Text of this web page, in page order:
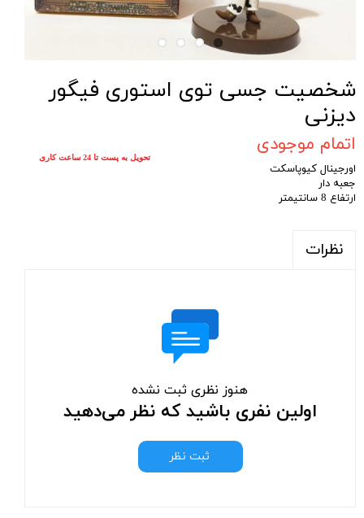
شخصیت جسی توی استوری فیگور
دیزنی
اتمام موجودی
اورجینال کیوپاسکت
جعبه دار
ارتفاع 8 سانتیمتر
نظرات
هنوز نظری ثبت نشده
اولین نفری باشید که نظر می‌دهید
ثبت نظر
تحویل به پست تا 24 ساعت کاری